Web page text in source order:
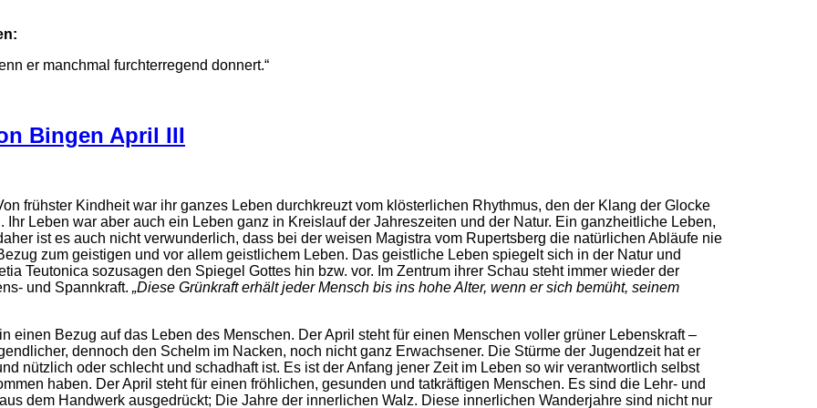
er manchmal furchterregend donnert.“
Bingen April III
frühster Kindheit war ihr ganzes Leben durchkreuzt vom klösterlichen Rhythmus, den der Klang der Glocke
Leben war aber auch ein Leben ganz in Kreislauf der Jahreszeiten und der Natur. Ein ganzheitliche Leben,
ist es auch nicht verwunderlich, dass bei der weisen Magistra vom Rupertsberg die natürlichen Abläufe nie
zum geistigen und vor allem geistlichem Leben. Das geistliche Leben spiegelt sich in der Natur und
Teutonica sozusagen den Spiegel Gottes hin bzw. vor. Im Zentrum ihrer Schau steht immer wieder der
und Spannkraft. „Diese Grünkraft erhält jeder Mensch bis ins hohe Alter, wenn er sich bemüht, seinem
einen Bezug auf das Leben des Menschen. Der April steht für einen Menschen voller grüner Lebenskraft –
dennoch den Schelm im Nacken, noch nicht ganz Erwachsener. Die Stürme der Jugendzeit hat er
nützlich oder schlecht und schadhaft ist. Es ist der Anfang jener Zeit im Leben so wir verantwortlich selbst
haben. Der April steht für einen fröhlichen, gesunden und tatkräftigen Menschen. Es sind die Lehr- und
dem Handwerk ausgedrückt; Die Jahre der innerlichen Walz. Diese innerlichen Wanderjahre sind nicht nur